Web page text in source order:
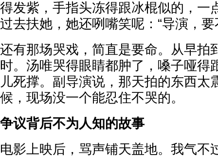
得发紫，手指头冻得跟冰棍似的，一
过去扶她，她还咧嘴笑呢：“导演，
还有那场哭戏，简直是要命。从早拍
时。汤唯哭得眼睛都肿了，嗓子哑得
儿死撑。副导演说，那天拍的东西太
候，现场没一个能忍住不哭的。
争议背后不为人知的故事
电影上映后，骂声铺天盖地。我气不